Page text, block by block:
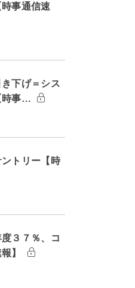
事通信速
下げ＝シス
時事…
ントリー【時
３７％、コ
】